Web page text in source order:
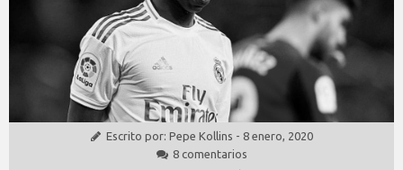
Escrito por: Pepe Kollins - 8 enero, 2020
8 comentarios